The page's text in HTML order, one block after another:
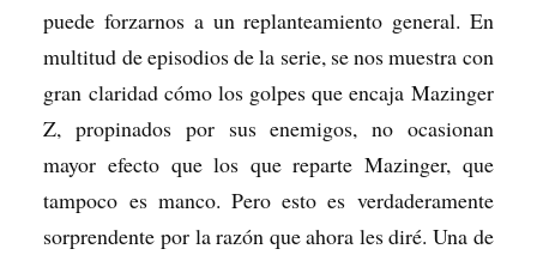
puede forzarnos a un replanteamiento general. En
multitud de episodios de la serie, se nos muestra con
gran claridad cómo los golpes que encaja Mazinger
Z, propinados por sus enemigos, no ocasionan
mayor efecto que los que reparte Mazinger, que
tampoco es manco. Pero esto es verdaderamente
sorprendente por la razón que ahora les diré. Una de